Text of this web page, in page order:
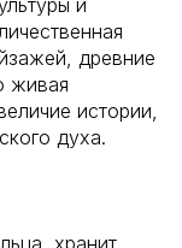
и
древние
живая
истории,
духа.